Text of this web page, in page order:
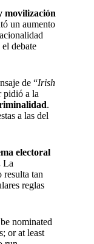
movilización
un aumento
debate
de “Irish
pidió a la
.
a las del
electoral
La
resulta tan
reglas
nominated
or at least